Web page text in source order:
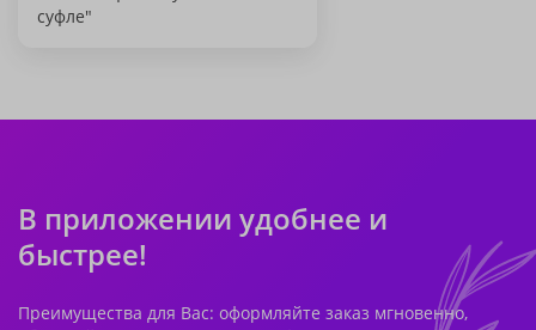
суфле"
В приложении удобнее и
быстрее!
Преимущества для Вас: оформляйте заказ мгновенно,